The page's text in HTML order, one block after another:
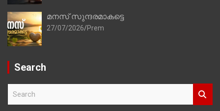
മനസ് സുന്ദരമാകട്ടെ
27/07/2026 Prem
Search